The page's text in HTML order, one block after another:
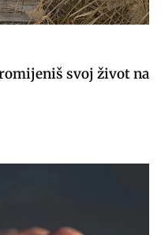
svoj život na